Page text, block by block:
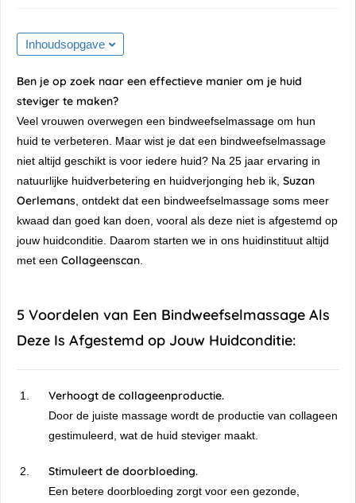
Inhoudsopgave
Ben je op zoek naar een effectieve manier om je huid
steviger te maken?
Veel vrouwen overwegen een bindweefselmassage om hun
huid te verbeteren. Maar wist je dat een bindweefselmassage
niet altijd geschikt is voor iedere huid? Na 25 jaar ervaring in
natuurlijke huidverbetering en huidverjonging heb ik, Suzan
Oerlemans , ontdekt dat een bindweefselmassage soms meer
kwaad dan goed kan doen, vooral als deze niet is afgestemd op
jouw huidconditie. Daarom starten we in ons huidinstituut altijd
met een Collageenscan
5 Voordelen van Een Bindweefselmassage Als
Deze Is Afgestemd op Jouw Huidconditie:
Verhoogt de collageenproductie.
Door de juiste massage wordt de productie van collageen
gestimuleerd, wat de huid steviger maakt.
Stimuleert de doorbloeding.
Een betere doorbloeding zorgt voor een gezonde,